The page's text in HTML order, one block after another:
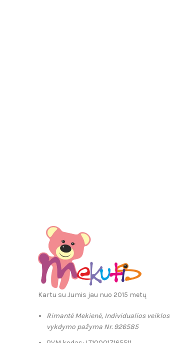
Kartu su Jumis jau nuo 2015 metų
Rimantė Mekienė, Individualios veiklos
vykdymo pažyma Nr. 926585